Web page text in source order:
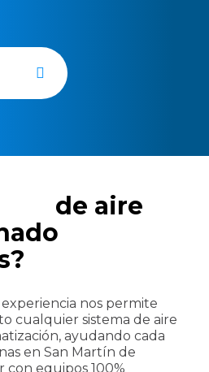
de aire
nos permite
cualquier sistema de aire
ayudando cada
en San Martín de
con equipos 100%